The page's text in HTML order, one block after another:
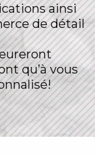
ainsi
de détail
qu’à vous